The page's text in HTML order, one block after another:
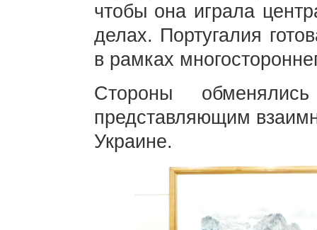
чтобы она играла
делах. Португалия
в рамках
Стороны
представляющим
Украине.